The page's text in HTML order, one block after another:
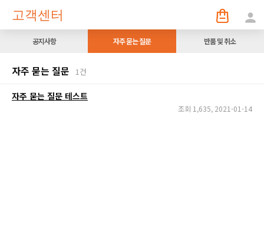
고객센터 person
공지사항 자주 묻는 질문 반품 및 취소
자주 묻는 질문 1건
자주 묻는 질문 테스트
조회 1,635, 2021-01-14